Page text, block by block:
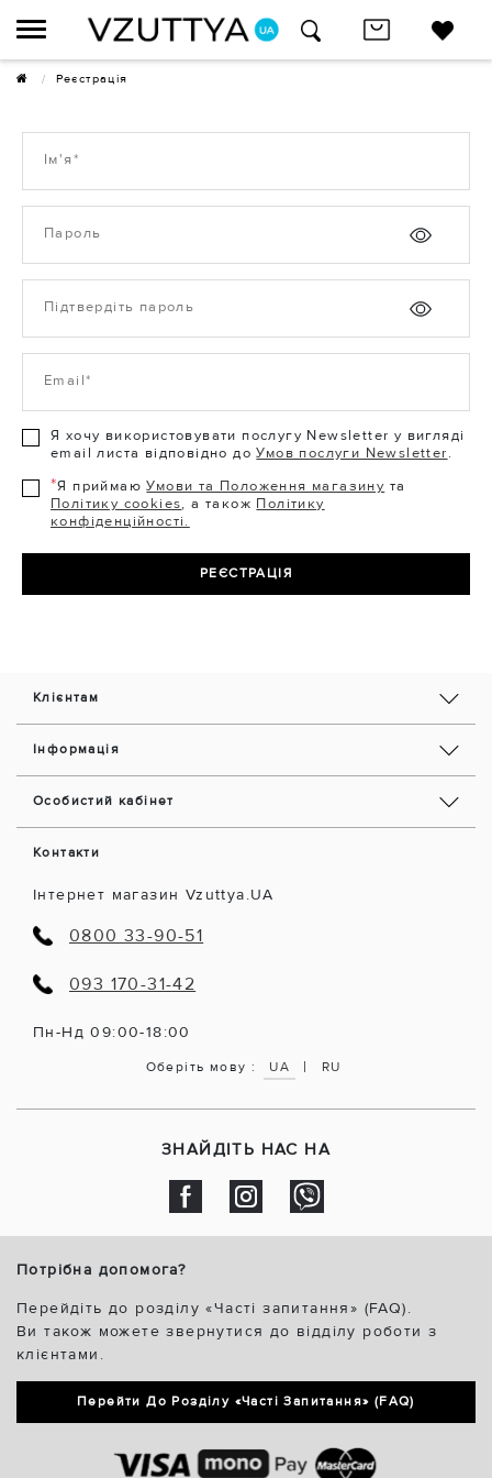
Реєстрація
Ім'я*
Пароль
Підтвердіть пароль
Email*
Я хочу використовувати послугу Newsletter у вигляді
email листа відповідно доУмов послуги Newsletter.
*Я приймаюУмови та Положення магазину та
Політику cookies, а також Політику
конфіденційності.
РЕЄСТРАЦІЯ
Клієнтам
Інформація
Особистий кабінет
Контакти
Інтернет магазин Vzuttya.UA
0800 33-90-51
093 170-31-42
Пн-Нд 09:00-18:00
Оберіть мову : UA | RU
ЗНАЙДІТЬ НАС НА
Потрібна допомога?
Перейдіть до розділу «Часті запитання» (FAQ).
Ви також можете звернутися до відділу роботи з
клієнтами.
Перейти До Розділу «Часті Запитання» (FAQ)